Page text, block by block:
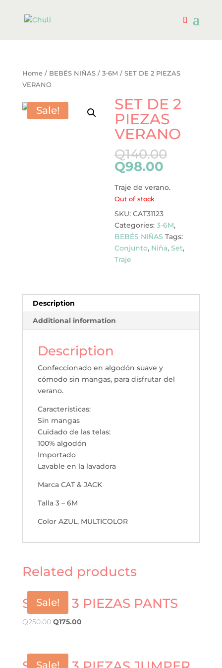
Home/ BEBÉS NIÑAS/ 3-6M / SET DE 2 PIEZAS
VERANO
Sale!
SET DE 2
PIEZAS
VERANO
Q140.00
Q98.00
Traje de verano.
Out of stock
SKU:CAT31123
Categories:3-6M,
BEBÉS NIÑAS Tags:
Conjunto, Niña,Set,
Traje
Description
Additional information
Description
Confeccionado en algodón suave y
cómodo sin mangas, para disfrutar del
verano.
Características:
Sin mangas
Cuidado de las telas:
100% algodón
Importado
Lavable en la lavadora
Marca CAT & JACK
Talla 3 – 6M
Color AZUL, MULTICOLOR
Related products
Sale!
SET DE 3 PIEZAS PANTS
Q250.00 Q175.00
Sale!